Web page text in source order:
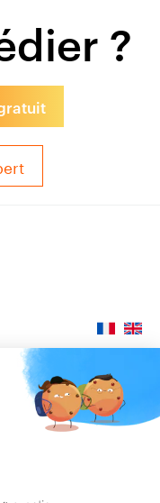
?
Tout droits réservés.